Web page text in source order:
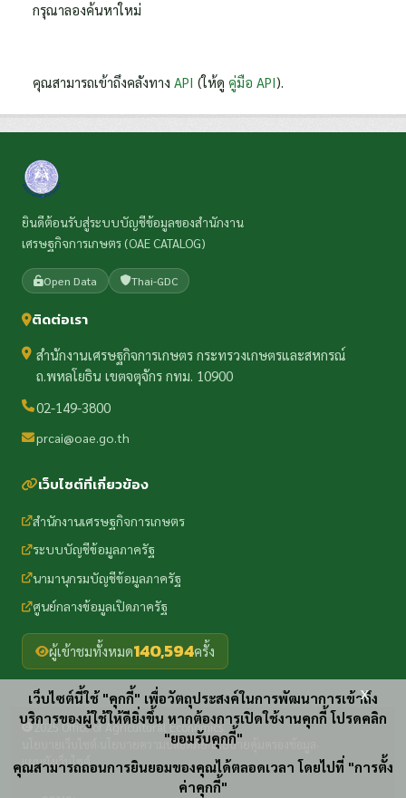
กรุณาลองค้นหาใหม่
คุณสามารถเข้าถึงคลังทาง API (ให้ดู คู่มือ API).
ยินดีต้อนรับสู่ระบบบัญชีข้อมูลของสำนักงาน
เศรษฐกิจการเกษตร (OAE CATALOG)
Open Data Thai-GDC
ติดต่อเรา
สำนักงานเศรษฐกิจการเกษตร กระทรวงเกษตรและสหกรณ์
ถ.พหลโยธิน เขตจตุจักร กทม. 10900
02-149-3800
prcai@oae.go.th
เว็บไซต์ที่เกี่ยวข้อง
สำนักงานเศรษฐกิจการเกษตร
ระบบบัญชีข้อมูลภาครัฐ
นามานุกรมบัญชีข้อมูลภาครัฐ
ศูนย์กลางข้อมูลเปิดภาครัฐ
ผู้เข้าชมทั้งหมด140,594ครั้ง
2025 Office of Agricultural Economics
นโยบายความปลอดภัย·นโยบายคุ้มครองข้อมูล
แผนผังเว็บไซต์
เว็บไซต์นี้ใช้ "คุกกี้" เพื่อวัตถุประสงค์ในการพัฒนาการเข้าถึง
บริการของผู้ใช้ให้ดียิ่งขึ้น หากต้องการเปิดใช้งานคุกกี้ โปรดคลิก
"ยอมรับคุกกี้"
คุณสามารถถอนการยินยอมของคุณได้ตลอดเวลา โดยไปที่ "การตั้ง
ค่าคุกกี้"
x